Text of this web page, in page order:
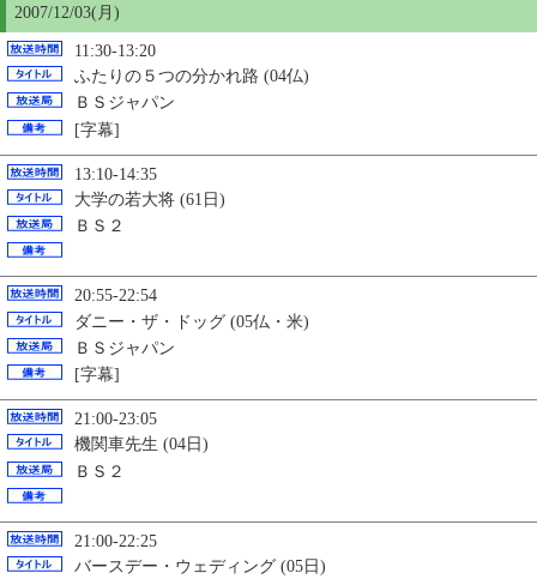
2007/12/03(月)
11:30-13:20
ふたりの５つの分かれ路 (04仏)
ＢＳジャパン
[字幕]
13:10-14:35
大学の若大将 (61日)
ＢＳ２
20:55-22:54
ダニー・ザ・ドッグ (05仏・米)
ＢＳジャパン
[字幕]
21:00-23:05
機関車先生 (04日)
ＢＳ２
21:00-22:25
バースデー・ウェディング (05日)